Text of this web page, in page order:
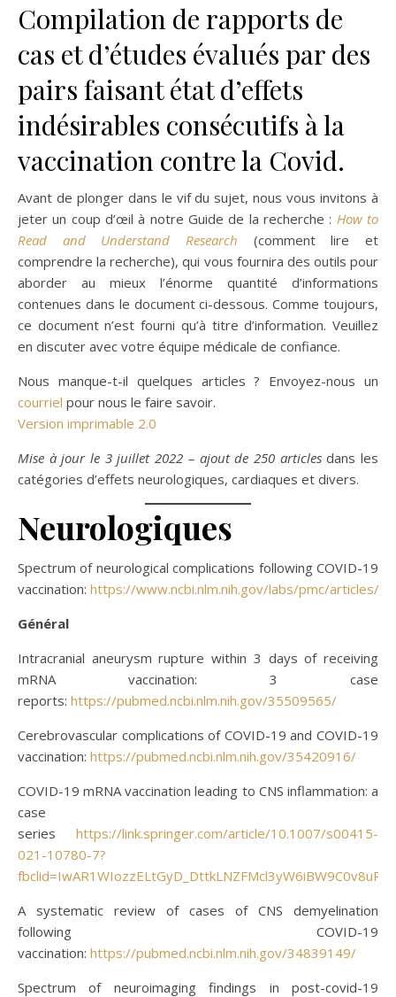
Compilation de rapports de
cas et d’études évalués par des
pairs faisant état d’effets
indésirables consécutifs à la
vaccination contre la Covid.
Avant de plonger dans le vif du sujet, nous vous invitons à
jeter un coup d’œil à notre Guide de la recherche : How to
Read and Understand Research (comment lire et
comprendre la recherche), qui vous fournira des outils pour
aborder au mieux l’énorme quantité d’informations
contenues dans le document ci-dessous. Comme toujours,
ce document n’est fourni qu’à titre d’information. Veuillez
en discuter avec votre équipe médicale de confiance.
Nous manque-t-il quelques articles ? Envoyez-nous un
courriel pour nous le faire savoir.
Version imprimable 2.0
Mise à jour le 3 juillet 2022 – ajout de 250 articlesdans les
catégories d’effets neurologiques, cardiaques et divers.
Neurologiques
Spectrum of neurological complications following COVID-19
vaccination: https://www.ncbi.nlm.nih.gov/labs/pmc/articles/
Général
Intracranial aneurysm rupture within 3 days of receiving
mRNA vaccination: 3 case
reports: https://pubmed.ncbi.nlm.nih.gov/35509565/
Cerebrovascular complications of COVID-19 and COVID-19
vaccination: https://pubmed.ncbi.nlm.nih.gov/35420916/
COVID-19 mRNA vaccination leading to CNS inflammation: a
case
series https://link.springer.com/article/10.1007/s00415-
021-10780-7?
A systematic review of cases of CNS demyelination
following COVID-19
vaccination: https://pubmed.ncbi.nlm.nih.gov/34839149/
Spectrum of neuroimaging findings in post-covid-19